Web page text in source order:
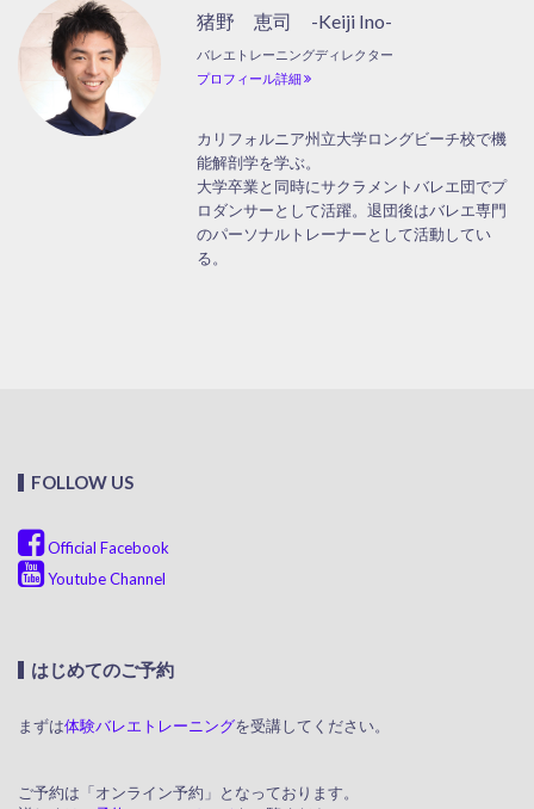
猪野 恵司 -Keiji Ino-
バレエトレーニングディレクター
プロフィール詳細
カリフォルニア州立大学ロングビーチ校で機
能解剖学を学ぶ。
大学卒業と同時にサクラメントバレエ団でプ
ロダンサーとして活躍。退団後はバレエ専門
のパーソナルトレーナーとして活動してい
る。
FOLLOW US
Official Facebook
Youtube Channel
はじめてのご予約
まずは体験バレエトレーニングを受講してください。
ご予約は「オンライン予約」となっております。